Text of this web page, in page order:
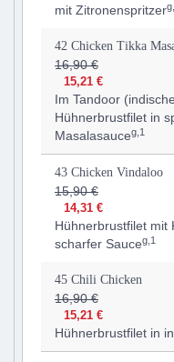
mit Zitronenspritzer
42 Chicken Tikka
16,90 €
15,21 €
Im Tandoor
Hühnerbrustfilet in
Masalasauceg,1
43 Chicken Vindaloo
15,90 €
14,31 €
Hühnerbrustfilet mit
scharfer Sauceg,1
45 Chili Chicken
16,90 €
15,21 €
Hühnerbrustfilet in